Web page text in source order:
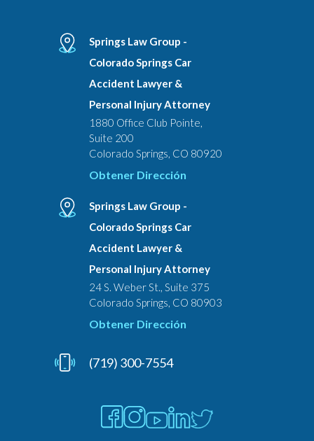
Springs Law Group -
Colorado Springs Car
Accident Lawyer &
Personal Injury Attorney
1880 Office Club Pointe,
Suite 200
Colorado Springs, CO 80920
Obtener Dirección
Springs Law Group -
Colorado Springs Car
Accident Lawyer &
Personal Injury Attorney
24 S. Weber St., Suite 375
Colorado Springs, CO 80903
Obtener Dirección
(719) 300-7554